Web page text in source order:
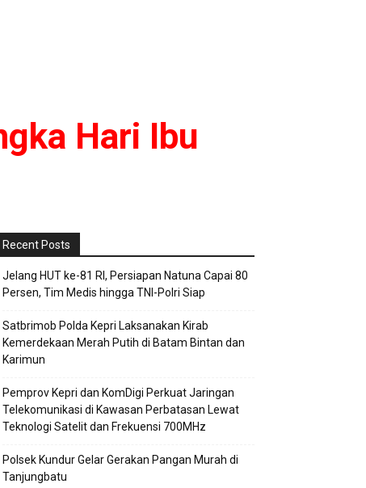
Hari Ibu
Recent Posts
Jelang HUT ke-81 RI, Persiapan Natuna Capai 80
Persen, Tim Medis hingga TNI-Polri Siap
Satbrimob Polda Kepri Laksanakan Kirab
Kemerdekaan Merah Putih di Batam Bintan dan
Karimun
Pemprov Kepri dan KomDigi Perkuat Jaringan
Telekomunikasi di Kawasan Perbatasan Lewat
Teknologi Satelit dan Frekuensi 700MHz
Polsek Kundur Gelar Gerakan Pangan Murah di
Tanjungbatu